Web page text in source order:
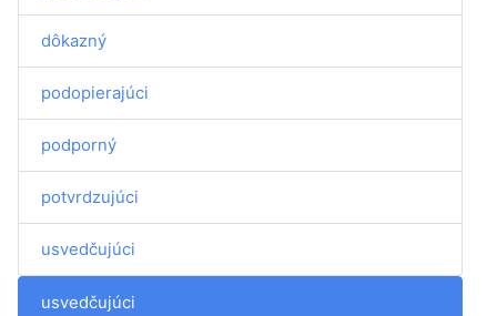
dôkazný
podopierajúci
podporný
potvrdzujúci
usvedčujúci
usvedčujúci